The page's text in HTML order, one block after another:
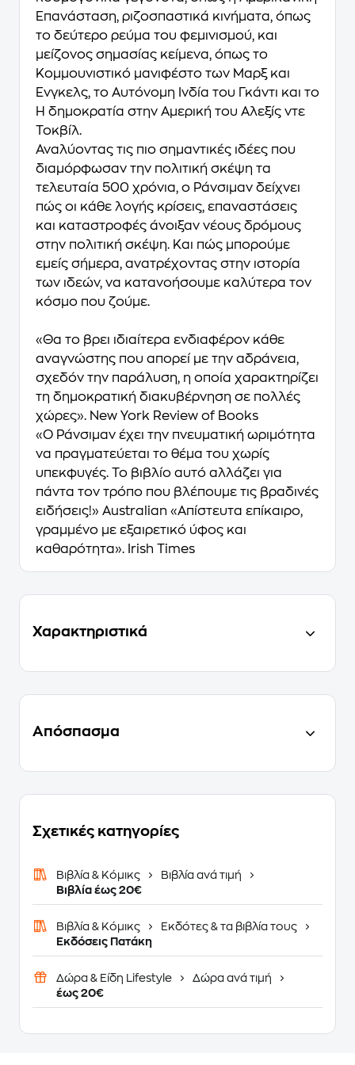
Επανάσταση, ριζοσπαστικά κινήματα, όπως
το δεύτερο ρεύμα του φεμινισμού, και
μείζονος σημασίας κείμενα, όπως το
Κομμουνιστικό μανιφέστο των Μαρξ και
Ένγκελς, το Αυτόνομη Ινδία του Γκάντι και το
Η δημοκρατία στην Αμερική του Αλεξίς ντε
Τοκβίλ.
Αναλύοντας τις πιο σημαντικές ιδέες που
διαμόρφωσαν την πολιτική σκέψη τα
τελευταία 500 χρόνια, ο Ράνσιμαν δείχνει
πώς οι κάθε λογής κρίσεις, επαναστάσεις
και καταστροφές άνοιξαν νέους δρόμους
στην πολιτική σκέψη. Και πώς μπορούμε
εμείς σήμερα, ανατρέχοντας στην ιστορία
των ιδεών, να κατανοήσουμε καλύτερα τον
κόσμο που ζούμε.
«Θα το βρει ιδιαίτερα ενδιαφέρον κάθε
αναγνώστης που απορεί με την αδράνεια,
σχεδόν την παράλυση, η οποία χαρακτηρίζει
τη δημοκρατική διακυβέρνηση σε πολλές
χώρες». New York Review of Books
«Ο Ράνσιμαν έχει την πνευματική ωριμότητα
να πραγματεύεται το θέμα του χωρίς
υπεκφυγές. Το βιβλίο αυτό αλλάζει για
πάντα τον τρόπο που βλέπουμε τις βραδινές
ειδήσεις!» Australian «Απίστευτα επίκαιρo,
γραμμένο με εξαιρετικό ύφος και
καθαρότητα». Irish Times
Χαρακτηριστικά
Απόσπασμα
Σχετικές κατηγορίες
Βιβλία & Κόμικς
Βιβλία ανά τιμή
Βιβλία έως 20€
Βιβλία & Κόμικς
Εκδότες & τα βιβλία τους
Εκδόσεις Πατάκη
Δώρα & Είδη Lifestyle
Δώρα ανά τιμή
έως 20€